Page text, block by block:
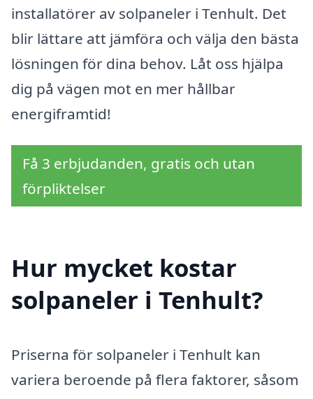
installatörer av solpaneler i Tenhult. Det
blir lättare att jämföra och välja den bästa
lösningen för dina behov. Låt oss hjälpa
dig på vägen mot en mer hållbar
energiframtid!
Få 3 erbjudanden, gratis och utan
förpliktelser
Hur mycket kostar
solpaneler i Tenhult?
Priserna för solpaneler i Tenhult kan
variera beroende på flera faktorer, såsom